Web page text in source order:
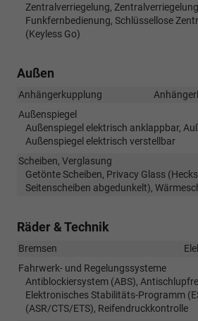
Zentralverriegelung,
Funkfernbedienung, Schlüssellose
(Keyless Go)
Außen
Anhängerkupplung
Außenspiegel
Außenspiegel elektrisch anklappbar,
Außenspiegel elektrisch verstellbar
Scheiben, Verglasung
Getönte Scheiben, Privacy Glass
Seitenscheiben abgedunkelt),
Räder & Technik
Bremsen
Fahrwerk- und Regelungssysteme
Antiblockiersystem (ABS),
Elektronisches Stabilitäts-Programm
(ASR/CTS/ETS), Reifendruckkontrolle